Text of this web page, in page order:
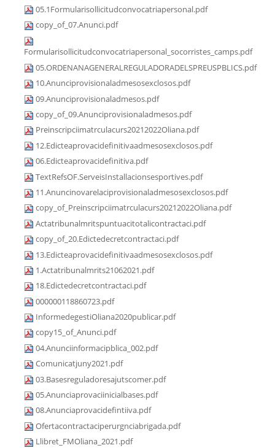
05.1Formularisollicitudconvocatriapersonal.pdf
copy_of_07.Anunci.pdf
Formularisollicitudconvocatriapersonal_socorristes_camps.pdf
05.ORDENANAGENERALREGULADORADELSPREUSPBLICS.pdf
10.Anunciprovisionaladmesosexclosos.pdf
09.Anunciprovisionaladmesos.pdf
copy_of_09.Anunciprovisionaladmesos.pdf
Preinscripciimatrculacurs20212022Oliana.pdf
12.Edicteaprovacidefinitivaadmesosexclosos.pdf
06.Edicteaprovacidefinitiva.pdf
TextRefsOF.ServeisInstallacionsesportives.pdf
11.Anuncinovarelaciprovisionaladmesosexclosos.pdf
copy_of_Preinscripciimatrculacurs20212022Oliana.pdf
Actatribunalmritspuntuacitotalicontractaci.pdf
copy_of_20.Edictedecretcontractaci.pdf
13.Edicteaprovacidefinitivaadmesosexclosos.pdf
1.Actatribunalmrits21062021.pdf
18.Edictedecretcontractaci.pdf
000000118860723.pdf
InformedegestiOliana2020publicar.pdf
copy15_of_Anunci.pdf
04.Anunciinformacipblica_002.pdf
Comunicatjuny2021.pdf
03.Basesreguladoresajutscomer.pdf
05.Anunciaprovaciinicialbases.pdf
08.Anunciaprovacidefintiiva.pdf
Ofertacontractaciperurgnciabrigada.pdf
Llibret_FMOliana_2021.pdf